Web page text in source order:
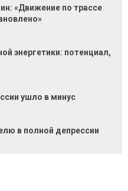
«Движение по трассе
энергетики: потенциал,
ушло в минус
в полной депрессии